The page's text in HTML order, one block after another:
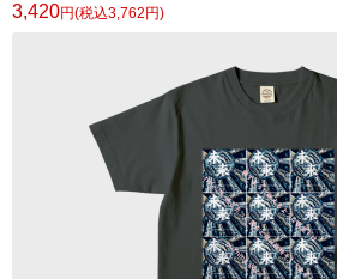
3,420円(税込3,762円)